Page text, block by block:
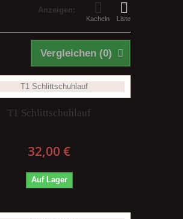
Anzeigen:
Kacheln Liste
Vergleichen (0)
T1 Schlittschuhlauf
32,00 €
Auf Lager